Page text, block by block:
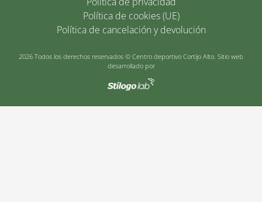
Política de cookies (UE)
Política de cancelación y devolución
2026 Todos los derechos reservados © Centro deportivo Cortijo Alto. Sitio web
desarrollado por